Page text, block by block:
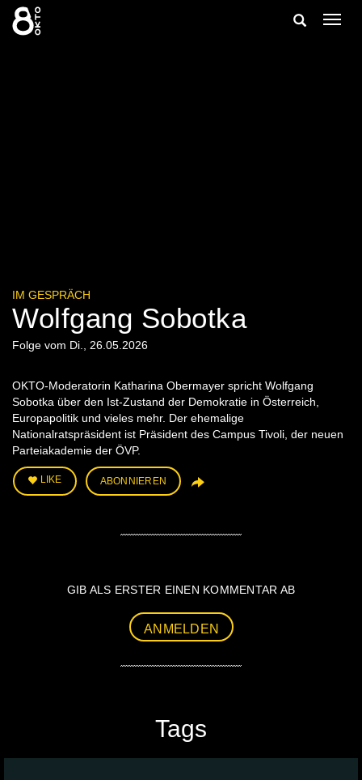
Zum
Inhalt
springen
Suche
IM GESPRÄCH
Wolfgang Sobotka
Folge vom Di., 26.05.2026
OKTO-Moderatorin Katharina Obermayer spricht Wolfgang
Sobotka über den Ist-Zustand der Demokratie in Österreich,
Europapolitik und vieles mehr. Der ehemalige
Nationalratspräsident ist Präsident des Campus Tivoli, der neuen
Parteiakademie der ÖVP.
LIKE ABONNIEREN
GIB ALS ERSTER EINEN KOMMENTAR AB
ANMELDEN
Tags